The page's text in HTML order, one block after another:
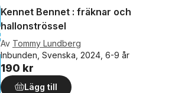
Kennet Bennet : fräknar och
hallonströssel
Av Tommy Lundberg
Inbunden, Svenska, 2024, 6-9 år
190 kr
Lägg till